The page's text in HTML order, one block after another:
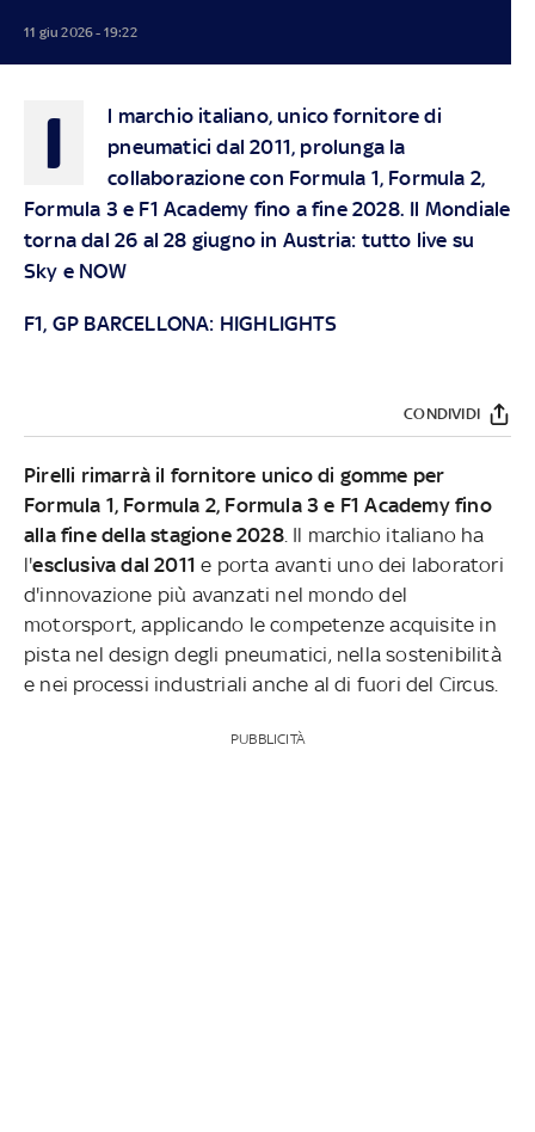
11 giu 2026 - 19:22
I
l marchio italiano, unico fornitore di
pneumatici dal 2011, prolunga la
collaborazione con Formula 1, Formula 2,
Formula 3 e F1 Academy fino a fine 2028. Il Mondiale
torna dal 26 al 28 giugno in Austria: tutto live su
Sky e NOW
F1, GP BARCELLONA: HIGHLIGHTS
CONDIVIDI
Pirelli rimarrà il fornitore unico di gomme per
Formula 1, Formula 2, Formula 3 e F1 Academy fino
alla fine della stagione 2028. Il marchio italiano ha
l'esclusiva dal 2011 e porta avanti uno dei laboratori
d'innovazione più avanzati nel mondo del
motorsport, applicando le competenze acquisite in
pista nel design degli pneumatici, nella sostenibilità
e nei processi industriali anche al di fuori del Circus.
PUBBLICITÀ